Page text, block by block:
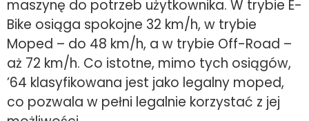
maszynę do potrzeb użytkownika. W trybie E-
Bike osiąga spokojne 32 km/h, w trybie
Moped – do 48 km/h, a w trybie Off-Road –
aż 72 km/h. Co istotne, mimo tych osiągów,
’64 klasyfikowana jest jako legalny moped,
co pozwala w pełni legalnie korzystać z jej